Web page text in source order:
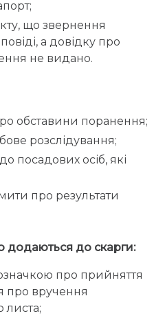
що звернення
а довідку про
не видано.
обставини поранення;
розслідування;
посадових осіб, які
про результати
додаються до скарги:
про прийняття
про вручення
листа;